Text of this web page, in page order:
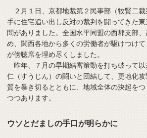
２月１日、京都地裁第２民事部（牧賢二
手に住宅追い出し反対の裁判を闘ってきた
問がありました。全国水平同盟の西郡支部
め、関西各地から多くの労働者が駆けつけ
が傍聴席を埋め尽くしました。
昨年、７月の早期結審策動を打ち破って
仁（すうじん）の闘いと団結して、更地化
質を暴き切るとともに、地域全体の決起を
つつあります。
ウソとだましの手口が明らかに